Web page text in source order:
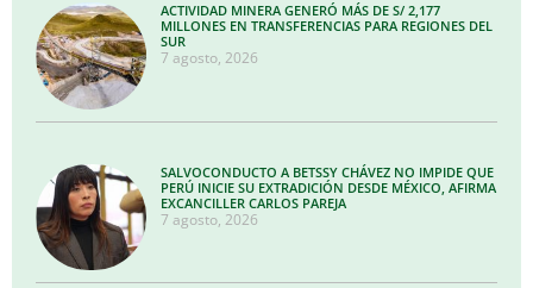
ACTIVIDAD MINERA GENERÓ MÁS DE S/ 2,177
MILLONES EN TRANSFERENCIAS PARA REGIONES DEL
SUR
7 agosto, 2026
SALVOCONDUCTO A BETSSY CHÁVEZ NO IMPIDE QUE
PERÚ INICIE SU EXTRADICIÓN DESDE MÉXICO, AFIRMA
EXCANCILLER CARLOS PAREJA
7 agosto, 2026